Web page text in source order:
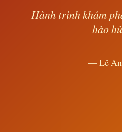
Hành trình khám
hào
— Lê